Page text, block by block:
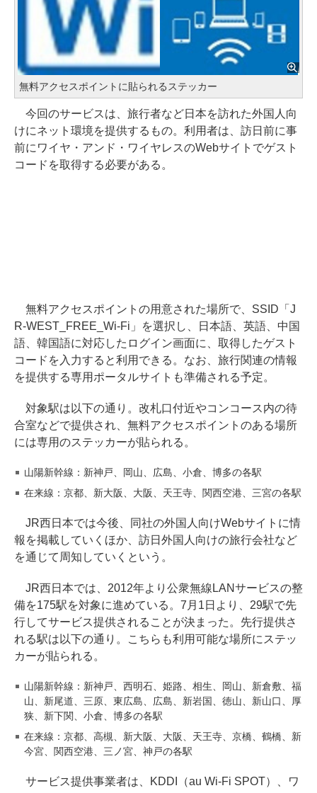
無料アクセスポイントに貼られるステッカー
今回のサービスは、旅行者など日本を訪れた外国人向
けにネット環境を提供するもの。利用者は、訪日前に事
前にワイヤ・アンド・ワイヤレスのWebサイトでゲスト
コードを取得する必要がある。
無料アクセスポイントの用意された場所で、SSID「J
R-WEST_FREE_Wi-Fi」を選択し、日本語、英語、中国
語、韓国語に対応したログイン画面に、取得したゲスト
コードを入力すると利用できる。なお、旅行関連の情報
を提供する専用ポータルサイトも準備される予定。
対象駅は以下の通り。改札口付近やコンコース内の待
合室などで提供され、無料アクセスポイントのある場所
には専用のステッカーが貼られる。
山陽新幹線：新神戸、岡山、広島、小倉、博多の各駅
在来線：京都、新大阪、大阪、天王寺、関西空港、三宮の各駅
JR西日本では今後、同社の外国人向けWebサイトに情
報を掲載していくほか、訪日外国人向けの旅行会社など
を通じて周知していくという。
JR西日本では、2012年より公衆無線LANサービスの整
備を175駅を対象に進めている。7月1日より、29駅で先
行してサービス提供されることが決まった。先行提供さ
れる駅は以下の通り。こちらも利用可能な場所にステッ
カーが貼られる。
山陽新幹線：新神戸、西明石、姫路、相生、岡山、新倉敷、福
山、新尾道、三原、東広島、広島、新岩国、徳山、新山口、厚
狭、新下関、小倉、博多の各駅
在来線：京都、高槻、新大阪、大阪、天王寺、京橋、鶴橋、新
今宮、関西空港、三ノ宮、神戸の各駅
サービス提供事業者は、KDDI（au Wi-Fi SPOT）、ワ